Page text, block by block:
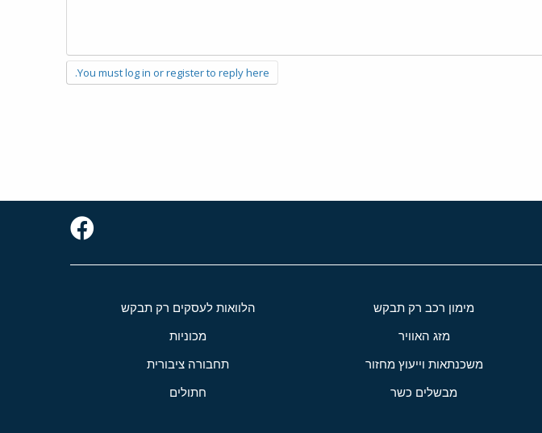
You must log in or register to reply here.
מימון רכב רק תבקש הלוואות לעסקים רק תבקש
מזג האוויר מכוניות
משכנתאות וייעוץ מחזור תחבורה ציבורית
מבשלים כשר חתולים